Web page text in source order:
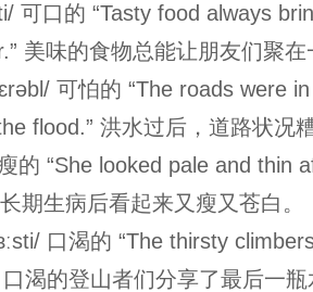
可口的 “Tasty food always
美味的食物总能让朋友们聚在
可怕的 “The roads were
flood.” 洪水过后，道路状况
的 “She looked pale and thin
期生病后看起来又瘦又苍白。
口渴的 “The thirsty
渴的登山者们分享了最后一瓶